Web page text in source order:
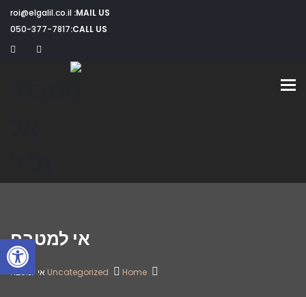
MAIL US:
CALL US:
050-377-7817
Toggle navigation
אי למטבח
Home
Uncategorized אי למטבח